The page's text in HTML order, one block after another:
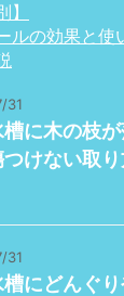
ルの効果と使
31
槽に木の枝
けない取
31
槽にどんぐ